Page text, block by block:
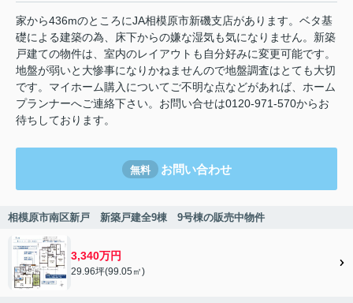
家から436mのところにJA相模原市新磯支店があります。ベタ基
礎による建築の為、床下からの嫌な湿気も気になりません。新築
戸建ての物件は、室内のレイアウトも自分好みに変更可能です。
地盤が弱いと大惨事になりかねませんので地盤調査はとても大切
です。マイホーム購入についてご不明な点などがあれば、ホーム
プランナーへご連絡下さい。お問い合せは0120-971-570からお
待ちしております。
無料 お問い合わせ
相模原市南区新戸 新築戸建全9棟 9号棟の販売中物件
3,340万円
29.96坪(99.05㎡)